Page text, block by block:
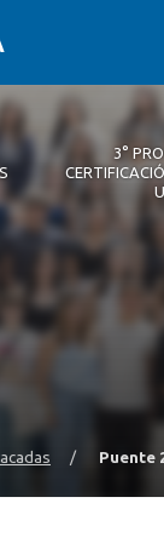
3°
/ Puente